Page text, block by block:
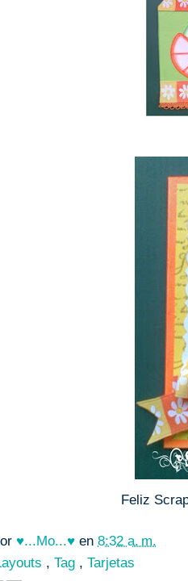
Feliz
♥...Mo...♥ en 8:32 a. m.
, Tag , Tarjetas